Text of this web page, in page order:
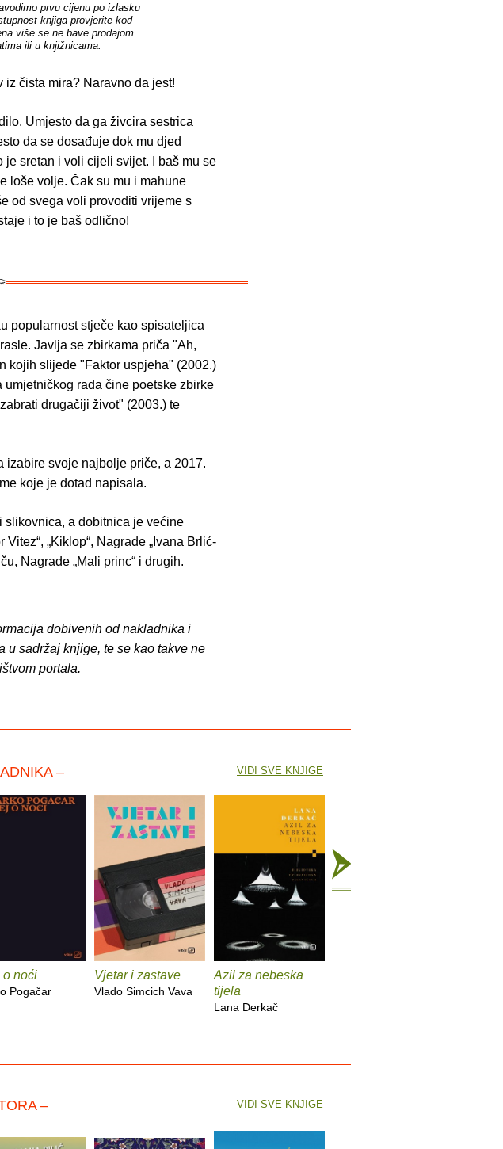
prvu cijenu po izlasku
knjiga provjerite kod
više se ne bave prodajom
ili u knjižnicama.
čista mira? Naravno da jest!
Umjesto da ga živcira sestrica
da se dosađuje dok mu djed
sretan i voli cijeli svijet. I baš mu se
loše volje. Čak su mu i mahune
od svega voli provoditi vrijeme s
i to je baš odlično!
popularnost stječe kao spisateljica
Javlja se zbirkama priča "Ah,
kojih slijede "Faktor uspjeha" (2002.)
rada čine poetske zbirke
drugačiji život" (2003.) te
izabire svoje najbolje priče, a 2017.
koje je dotad napisala.
slikovnica, a dobitnica je većine
„Kiklop“, Nagrade „Ivana Brlić-
Nagrade „Mali princ“ i drugih.
dobivenih od nakladnika i
u sadržaj knjige, te se kao takve ne
portala.
–
o noći
Pogačar
Vjetar i zastave
Vlado Simcich Vava
Azil za nebeska
tijela
Lana Derkač
VIDI SVE KNJIGE
– VIDI SVE KNJIGE